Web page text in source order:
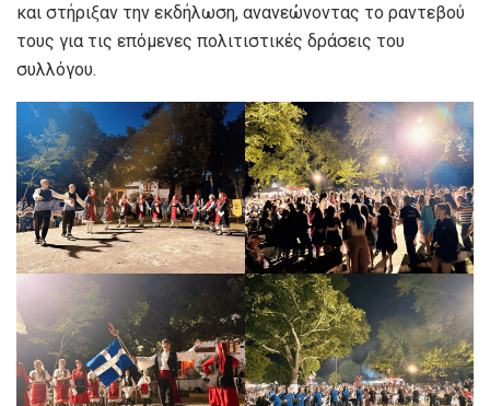
και στήριξαν την εκδήλωση, ανανεώνοντας το ραντεβού
τους για τις επόμενες πολιτιστικές δράσεις του
συλλόγου.